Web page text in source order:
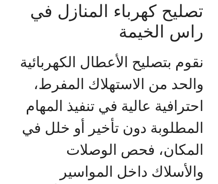
تصليح كهرباء المنازل في
راس الخيمة
نقوم بتصليح الأعطال الكهربائية
والحد من الاستهلاك المفرط،
احترافية عالية في تنفيذ المهام
المطلوبة دون تأخير أو خلل في
المكان، فحص الوصلات
والأسلاك داخل المواسير